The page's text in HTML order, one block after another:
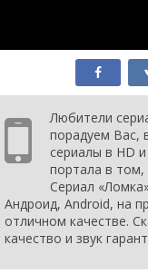
Любители
порадуем Вас,
сериалы в HD
портала в
Сериал
Андроид, Android, на
отличном качестве.
качество и звук